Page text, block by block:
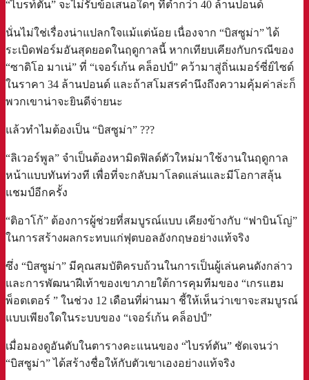
“ไบรท์ตัน” จะไม่รับข้อเสนอใดๆ ที่ต่ำกว่า 40 ล้านปอนด์
นั่นไม่ใช่เรื่องน่าแปลกใจแม้แต่น้อย เนื่องจาก “บิสซูม่า” ได้
ระเบิดฟอร์มอันสุดยอดในฤดูกาลนี้ หากเทียบเคียงกับกรณีของ
“ซาดิโอ มาเน่” ที่ “เจอร์เก้น คล็อปป์” คว้ามาสู่ถิ่นเมอร์ซี่ย์ไซด์
ในราคา 34 ล้านปอนด์ และถ้าสโมสรคำนึงถึงความคุ้มค่าล่ะก็
พวกเขาน่าจะยินดีจ่ายนะ
แล้วทำไมต้องเป็น “บิสซูม่า” ???
“ลิเวอร์พูล” จำเป็นต้องหามิดฟิลด์ตัวใหม่มาใช้งานในฤดูกาล
หน้าแบบทันท่วงที เพื่อที่จะกลับมาโลดแล่นและมีโอกาสลุ้น
แชมป์อีกครั้ง
“ติอาโก้” ต้องการผู้ช่วยที่สมบูรณ์แบบ เคียงข้างกับ “ฟาบินโญ่”
ในการสร้างผลกระทบแก่ฟุตบอลอังกฤษอย่างแท้จริง
ซึ่ง “บิสซูม่า” มีคุณสมบัติครบถ้วนในการเป็นผู้เล่นคนดังกล่าว
และการพัฒนาฝีเท้าของเขาภายใต้การคุมทีมของ “เกรแฮม
พ็อตเตอร์ ” ในช่วง 12 เดือนที่ผ่านมา ชี้ให้เห็นว่าเขาจะสมบูรณ์
แบบเพียงใดในระบบของ “เจอร์เก้น คล็อปป์”
เมื่อมองดูอันดับในตารางคะแนนของ “ไบรท์ตัน” ชัดเจนว่า
“บิสซูม่า” ได้สร้างชื่อให้กับตัวเขาเองอย่างแท้จริง